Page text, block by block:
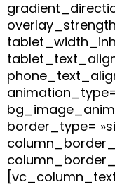
border_type=